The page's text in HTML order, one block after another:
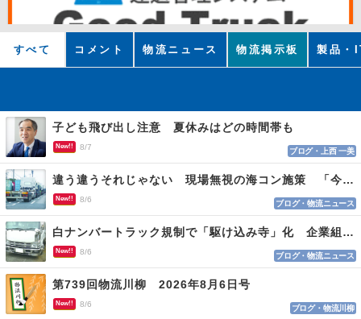
すべて コメント 物流ニュース 物流掲示板 製品・
子ども飛び出し注意 夏休みはどの時間帯も
New!! 8/7 ブログ・上西 一美
違う違うそれじゃない 現場無視の海コン施策 「今でも平均２～３時間は待つ」
New!! 8/6 ブログ・物流ニュース
白ナンバートラック規制で「駆け込み寺」化 企業組合が入会基準を見直しへ
New!! 8/6 ブログ・物流ニュース
第739回物流川柳 2026年8月6日号
New!! 8/6 ブログ・物流川柳